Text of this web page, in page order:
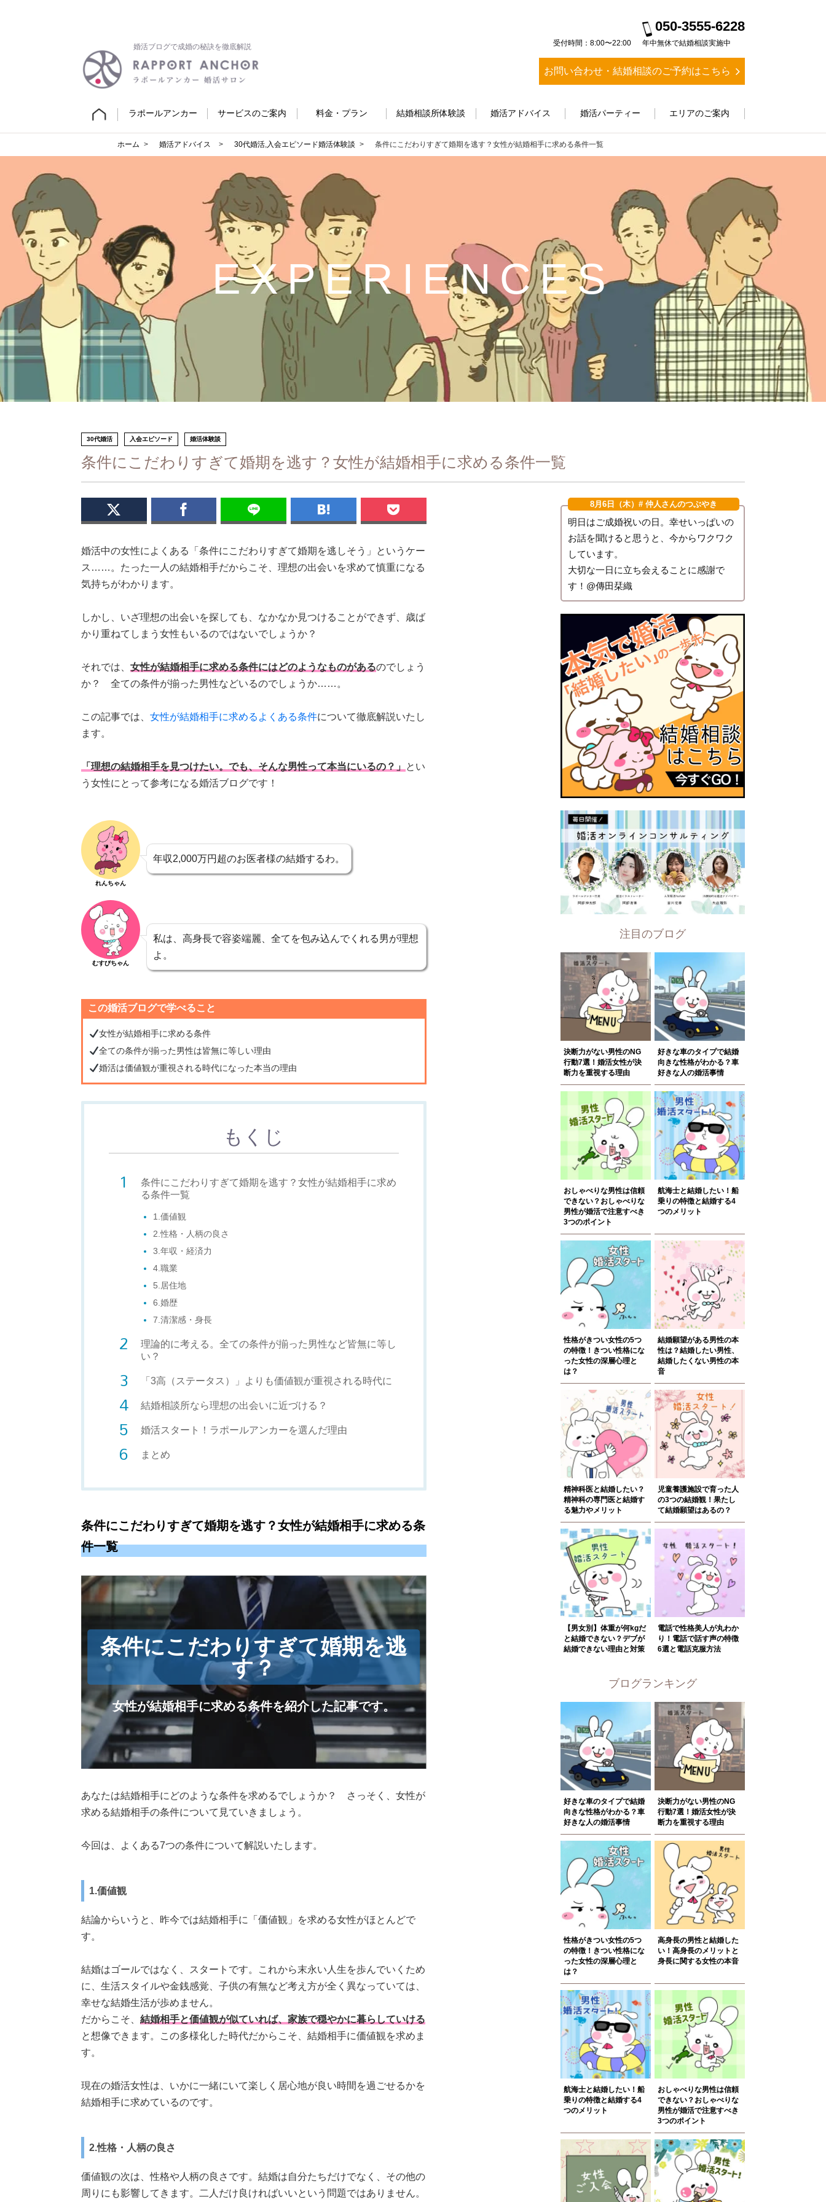
婚活ブログで成婚の秘訣を徹底解説
050-3555-6228
受付時間：8:00〜22:00 年中無休で結婚相談実施中
お問い合わせ・結婚相談のご予約はこちら
ラポールアンカー サービスのご案内 料金・プラン 結婚相談所体験談 婚活アドバイス 婚活パーティー エリアのご案内
ホーム 婚活アドバイス 30代婚活,入会エピソード婚活体験談 条件にこだわりすぎて婚期を逃す？女性が結婚相手に求める条件一覧
EXPERIENCES
30代婚活 入会エピソード 婚活体験談
条件にこだわりすぎて婚期を逃す？女性が結婚相手に求める条件一覧
婚活中の女性によくある「条件にこだわりすぎて婚期を逃しそう」というケー
ス……。たった一人の結婚相手だからこそ、理想の出会いを求めて慎重になる
気持ちがわかります。
しかし、いざ理想の出会いを探しても、なかなか見つけることができず、歳ば
かり重ねてしまう女性もいるのではないでしょうか？
それでは、 女性が結婚相手に求める条件にはどのようなものがあるのでしょう
か？ 全ての条件が揃った男性などいるのでしょうか……。
この記事では、 女性が結婚相手に求めるよくある条件について徹底解説いたし
ます。
「理想の結婚相手を見つけたい。でも、そんな男性って本当にいるの？」
とい
う女性にとって参考になる婚活ブログです！
れんちゃん
年収2,000万円超のお医者様の結婚するわ。
むすびちゃん
私は、高身長で容姿端麗、全てを包み込んでくれる男が理想
よ。
この婚活ブログで学べること
女性が結婚相手に求める条件
全ての条件が揃った男性は皆無に等しい理由
婚活は価値観が重視される時代になった本当の理由
もくじ
条件にこだわりすぎて婚期を逃す？女性が結婚相手に求め
る条件一覧
1.価値観
2.性格・人柄の良さ
3.年収・経済力
4.職業
5.居住地
6.婚歴
7.清潔感・身長
理論的に考える。全ての条件が揃った男性など皆無に等し
い？
「3高（ステータス）」よりも価値観が重視される時代に
結婚相談所なら理想の出会いに近づける？
婚活スタート！ラポールアンカーを選んだ理由
まとめ
条件にこだわりすぎて婚期を逃す？女性が結婚相手に求める条
件一覧
条件にこだわりすぎて婚期を逃
す？
女性が結婚相手に求める条件を紹介した記事です。
あなたは結婚相手にどのような条件を求めるでしょうか？ さっそく、女性が
求める結婚相手の条件について見ていきましょう。
今回は、よくある7つの条件について解説いたします。
1.価値観
結論からいうと、昨今では結婚相手に「価値観」を求める女性がほとんどで
す。
結婚はゴールではなく、スタートです。これから末永い人生を歩んでいくため
に、生活スタイルや金銭感覚、子供の有無など考え方が全く異なっていては、
幸せな結婚生活が歩めません。
だからこそ、 結婚相手と価値観が似ていれば、家族で穏やかに暮らしていける
と想像できます。この多様化した時代だからこそ、結婚相手に価値観を求めま
す。
現在の婚活女性は、いかに一緒にいて楽しく居心地が良い時間を過ごせるかを
結婚相手に求めているのです。
2.性格・人柄の良さ
価値観の次は、性格や人柄の良さです。結婚は自分たちだけでなく、その他の
周りにも影響してきます。二人だけ良ければいいという問題ではありません。
8月6日（木） # 仲人さんのつぶやき
明日はご成婚祝いの日。幸せいっぱいの
お話を聞けると思うと、今からワクワク
しています。
大切な一日に立ち会えることに感謝で
す！@傳田栞織
注目のブログ
決断力がない男性のNG
行動7選！婚活女性が決
断力を重視する理由
好きな車のタイプで結婚
向きな性格がわかる？車
好きな人の婚活事情
おしゃべりな男性は信頼
できない？おしゃべりな
男性が婚活で注意すべき
3つのポイント
航海士と結婚したい！船
乗りの特徴と結婚する4
つのメリット
性格がきつい女性の5つ
の特徴！きつい性格にな
った女性の深層心理と
は？
結婚願望がある男性の本
性は？結婚したい男性、
結婚したくない男性の本
音
精神科医と結婚したい？
精神科の専門医と結婚す
る魅力やメリット
児童養護施設で育った人
の3つの結婚観！果たし
て結婚願望はあるの？
【男女別】体重が何kgだ
と結婚できない？デブが
結婚できない理由と対策
電話で性格美人が丸わか
り！電話で話す声の特徴
6選と電話克服方法
ブログランキング
好きな車のタイプで結婚
向きな性格がわかる？車
好きな人の婚活事情
決断力がない男性のNG
行動7選！婚活女性が決
断力を重視する理由
性格がきつい女性の5つ
の特徴！きつい性格にな
った女性の深層心理と
は？
高身長の男性と結婚した
い！高身長のメリットと
身長に関する女性の本音
航海士と結婚したい！船
乗りの特徴と結婚する4
つのメリット
おしゃべりな男性は信頼
できない？おしゃべりな
男性が婚活で注意すべき
3つのポイント